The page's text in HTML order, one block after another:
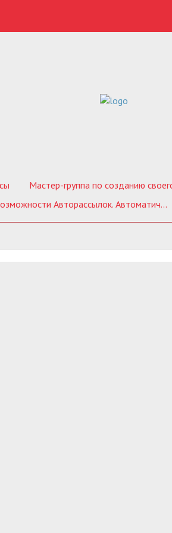
Мастер-группа по созданию своего
Авторассылок. Автоматические рассылки. МГ-1.0